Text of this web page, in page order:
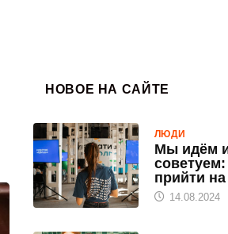
НОВОЕ НА САЙТЕ
ЛЮДИ
Мы идём
прийти
14.08.2024